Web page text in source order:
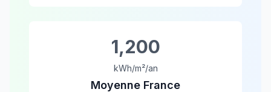
1,200
kWh/m²/an
Moyenne France